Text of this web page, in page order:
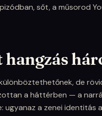
sőt, a műsorod
hangzás
de
a háttérben — a
ugyanaz a zenei identitás